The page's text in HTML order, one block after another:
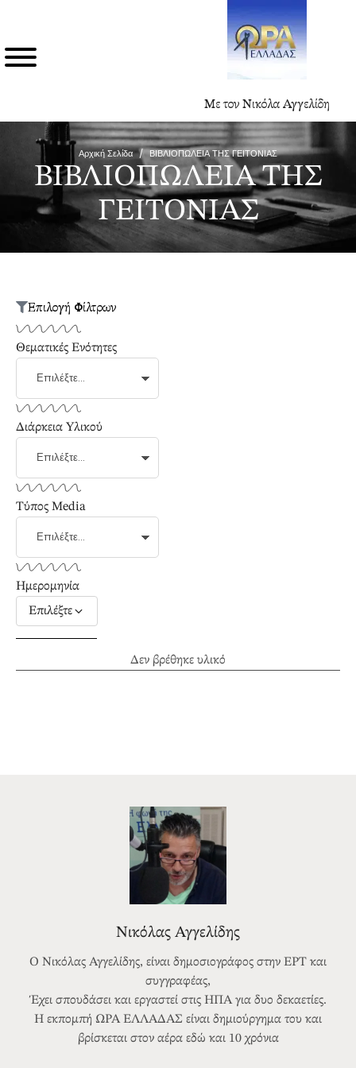
Με τον Νικόλα Αγγελίδη
Αρχική Σελίδα / ΒΙΒΛΙΟΠΩΛΕΙΑ ΤΗΣ ΓΕΙΤΟΝΙΑΣ
ΒΙΒΛΙΟΠΩΛΕΙΑ ΤΗΣ
ΓΕΙΤΟΝΙΑΣ
Δεν βρέθηκε υλικό
Επιλογή Φίλτρων
Θεματικές Ενότητες
Διάρκεια Υλικού
Τύπος Media
Ημερομηνία
Επιλέξτε
Νικόλας Αγγελίδης
Ο Νικόλας Αγγελίδης, είναι δημοσιογράφος στην ΕΡΤ και
συγγραφέας,
Έχει σπουδάσει και εργαστεί στις ΗΠΑ για δυο δεκαετίες.
Η εκπομπή ΩΡΑ ΕΛΛΑΔΑΣ είναι δημιούργημα του και
βρίσκεται στον αέρα εδώ και 10 χρόνια